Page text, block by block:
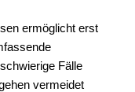
ermöglicht erst
Fälle
vermeidet